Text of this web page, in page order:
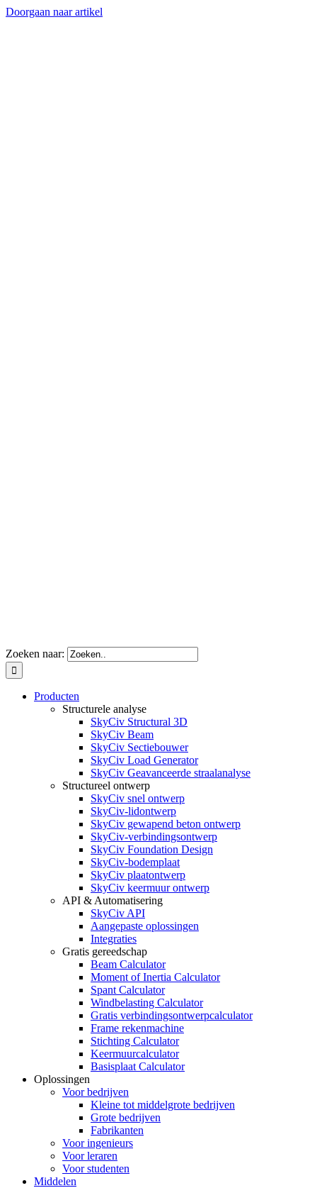
Doorgaan naar artikel
Zoeken naar:
Producten
Structurele analyse
SkyCiv Structural 3D
SkyCiv Beam
SkyCiv Sectiebouwer
SkyCiv Load Generator
SkyCiv Geavanceerde straalanalyse
Structureel ontwerp
SkyCiv snel ontwerp
SkyCiv-lidontwerp
SkyCiv gewapend beton ontwerp
SkyCiv-verbindingsontwerp
SkyCiv Foundation Design
SkyCiv-bodemplaat
SkyCiv plaatontwerp
SkyCiv keermuur ontwerp
API & Automatisering
SkyCiv API
Aangepaste oplossingen
Integraties
Gratis gereedschap
Beam Calculator
Moment of Inertia Calculator
Spant Calculator
Windbelasting Calculator
Gratis verbindingsontwerpcalculator
Frame rekenmachine
Stichting Calculator
Keermuurcalculator
Basisplaat Calculator
Oplossingen
Voor bedrijven
Kleine tot middelgrote bedrijven
Grote bedrijven
Fabrikanten
Voor ingenieurs
Voor leraren
Voor studenten
Middelen